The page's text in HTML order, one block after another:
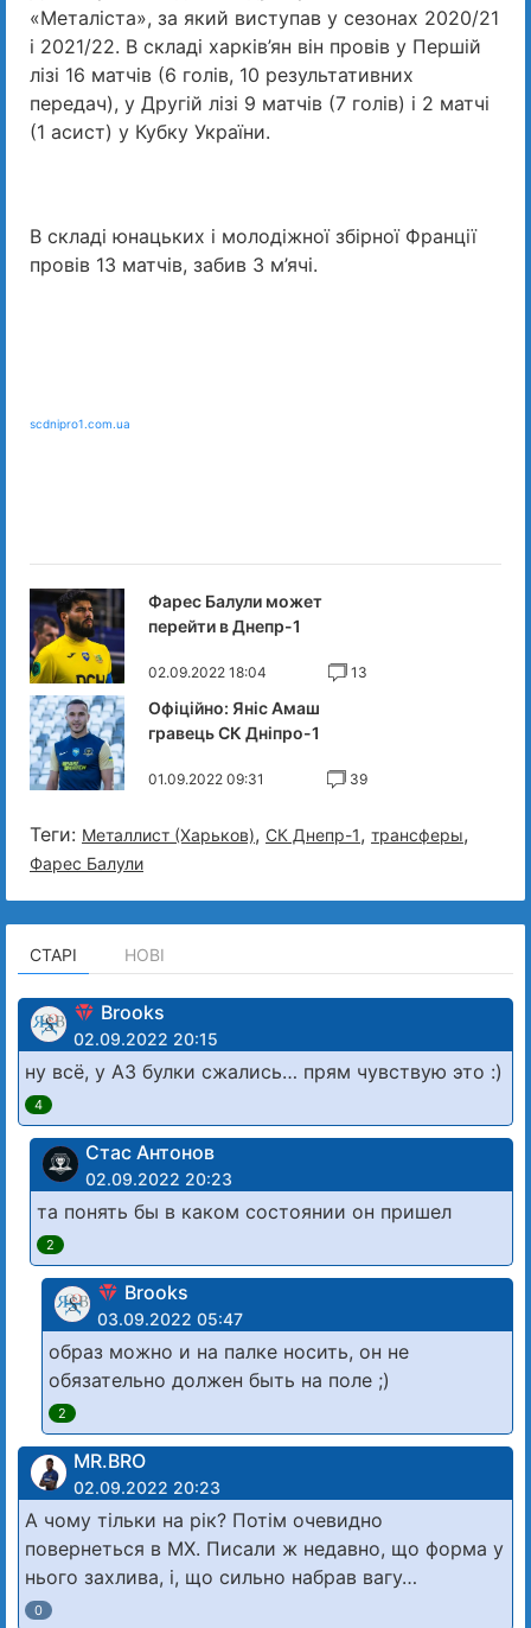
«Металіста», за який виступав у сезонах 2020/21
і 2021/22. В складі харків’ян він провів у Першій
лізі 16 матчів (6 голів, 10 результативних
передач), у Другій лізі 9 матчів (7 голів) і 2 матчі
(1 асист) у Кубку України.
В складі юнацьких і молодіжної збірної Франції
провів 13 матчів, забив 3 м’ячі.
scdnipro1.com.ua
Фарес Балули может
перейти в Днепр-1
02.09.2022 18:04 13
Офіційно: Яніс Амаш
гравець СК Дніпро-1
01.09.2022 09:31 39
Теги: Металлист (Харьков), СК Днепр-1, трансферы,
Фарес Балули
СТАРІ НОВІ
Brooks
02.09.2022 20:15
ну всё, у А3 булки сжались… прям чувствую это :)
4
Стас Антонов
02.09.2022 20:23
та понять бы в каком состоянии он пришел
2
Brooks
03.09.2022 05:47
образ можно и на палке носить, он не
обязательно должен быть на поле ;)
2
MR.BRO
02.09.2022 20:23
А чому тільки на рік? Потім очевидно
повернеться в МХ. Писали ж недавно, що форма у
нього захлива, і, що сильно набрав вагу…
0